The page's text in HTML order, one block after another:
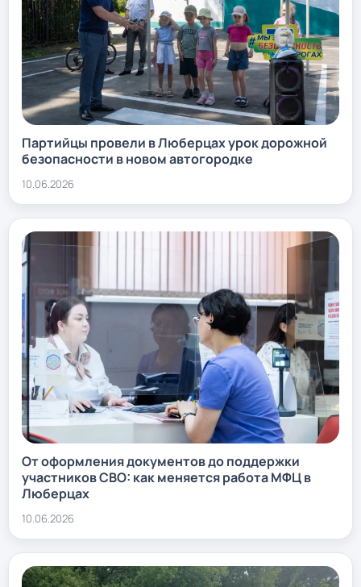
Партийцы провели в Люберцах урок дорожной
безопасности в новом автогородке
10.06.2026
От оформления документов до поддержки
участников СВО: как меняется работа МФЦ в
Люберцах
10.06.2026